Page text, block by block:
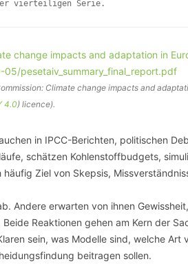
vierteiligen Serie.
Climate change impacts and
4.0) licence).
in IPCC-Berichten, politischen
schätzen Kohlenstoffbudgets,
Ziel von Skepsis,
Andere erwarten von ihnen
Reaktionen gehen am Kern der
sein, was Modelle sind, welche Art
beitragen sollen.